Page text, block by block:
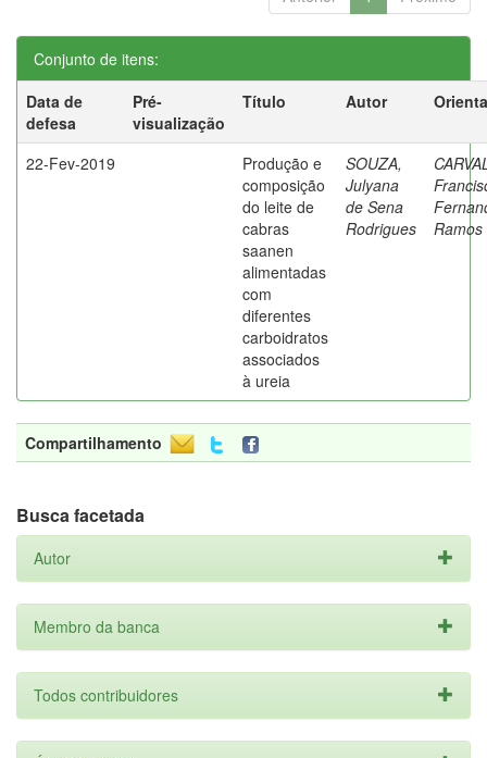
Conjunto de itens:
Data de
defesa
Pré-
visualização
Título Autor
22-Fev-2019
Produção e
composição
do leite de
cabras
saanen
alimentadas
com
diferentes
carboidratos
associados
à ureia
SOUZA,
Julyana
de Sena
Rodrigues
Ramos
Compartilhamento
Busca facetada
Autor
Membro da banca
Todos contribuidores